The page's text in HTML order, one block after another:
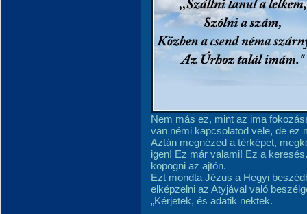
Nem más ez, mint az ima
van némi kapcsolatod vele, de ez
Aztán megnézed a térképet,
igen! Ez már valami! Ez a
kopogni az ajtón.
Ezt mondta Jézus a Hegyi
elképzelni az Atyjával való
„Kérjetek, és adatik nektek.